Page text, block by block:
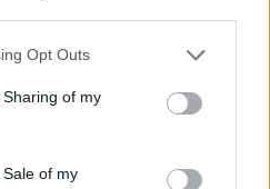
app uses one or more Google
behaviour. You may click to
and its third-party tags to
purposes in below Google
Opt Outs
of my
of my
– jubilál a
a